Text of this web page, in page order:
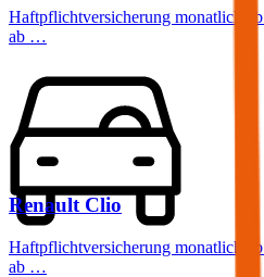
Haftpflichtversicherung monatlich ab
ab …
Renault Clio
Haftpflichtversicherung monatlich ab
ab …